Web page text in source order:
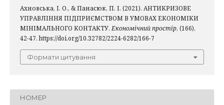
Ахновська, І. О., & Панасюк, П. І. (2021). АНТИКРИЗОВЕ
УПРАВЛІННЯ ПІДПРИЄМСТВОМ В УМОВАХ ЕКОНОМІКИ
МІНІМАЛЬНОГО КОНТАКТУ. Економічний простір, (166),
42-47. https://doi.org/10.32782/2224-6282/166-7
Формати цитування
НОМЕР